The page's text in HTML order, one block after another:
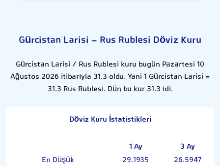
Gürcistan Larisi - Rus Rublesi Döviz Kuru
Gürcistan Larisi / Rus Rublesi kuru bugün Pazartesi 10
Ağustos 2026 itibarıyla 31.3 oldu. Yani 1 Gürcistan Larisi =
31.3 Rus Rublesi. Dün bu kur 31.3 idi.
Döviz Kuru İstatistikleri
1 Ay
3 Ay
En Düşük
29.1935
26.5947